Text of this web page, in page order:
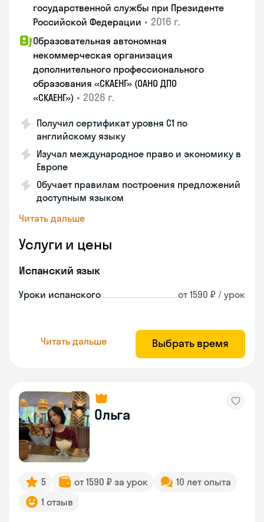
государственной службы при Президенте
Российской Федерации • 2016 г.
Образовательная автономная
некоммерческая организация
дополнительного профессионального
образования «СКАЕНГ» (ОАНО ДПО
«СКАЕНГ») • 2026 г.
Получил сертификат уровня С1 по
английскому языку
Изучал международное право и экономику в
Европе
Обучает правилам построения предложений
доступным языком
Читать дальше
Услуги и цены
Испанский язык
Уроки испанского от 1590 ₽ / урок
Читать дальше Выбрать время
Ольга
5 от 1590 ₽ за урок
10 лет опыта
1 отзыв